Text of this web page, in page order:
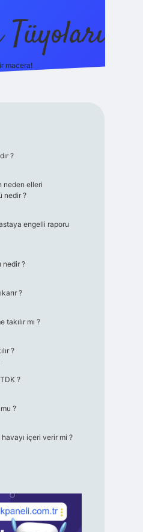
macera!
?
neden elleri
nedir ?
engelli raporu
nedir ?
?
takılır mı ?
?
?
?
havayı içeri verir mi ?